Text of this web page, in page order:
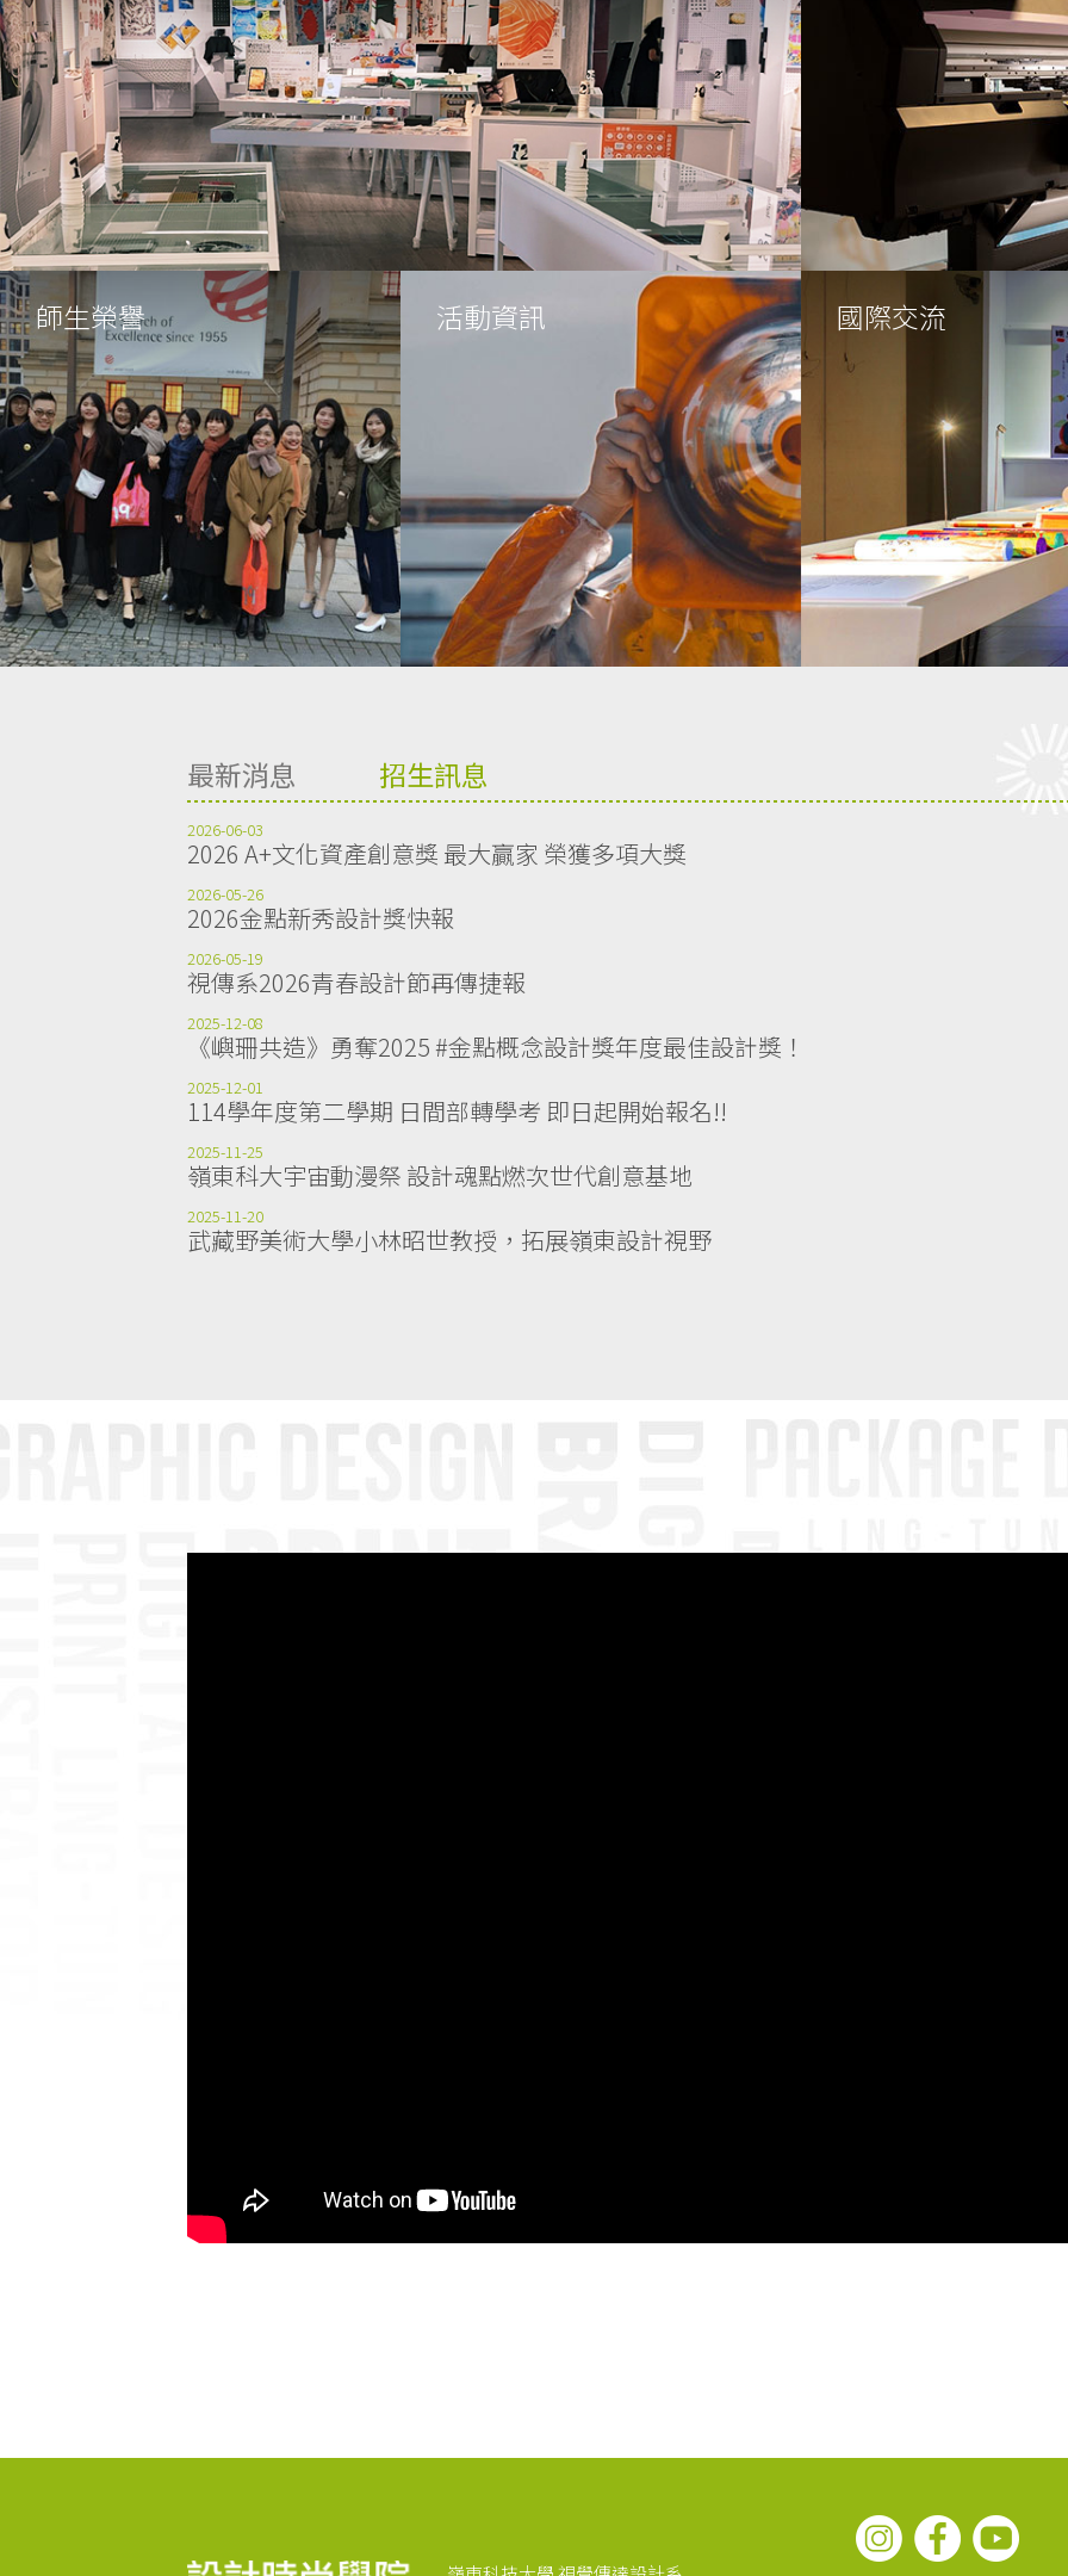
師生榮譽 活動資訊 國際交流
最新消息 招生訊息
2026-06-03
2026 A+文化資產創意獎 最大贏家 榮獲多項大獎
2026-05-26
2026金點新秀設計獎快報
2026-05-19
視傳系2026青春設計節再傳捷報
2025-12-08
《嶼珊共造》勇奪2025 #金點概念設計獎年度最佳設計獎！
2025-12-01
114學年度第二學期 日間部轉學考 即日起開始報名!!
2025-11-25
嶺東科大宇宙動漫祭 設計魂點燃次世代創意基地
2025-11-20
武藏野美術大學小林昭世教授，拓展嶺東設計視野